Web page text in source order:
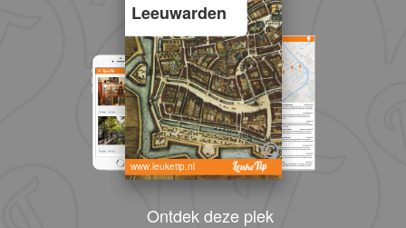
Leeuwarden
www.leuketip.nl
Ontdek deze plek